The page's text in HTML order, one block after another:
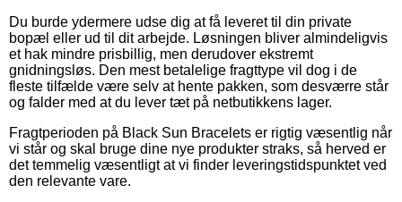
Du burde ydermere udse dig at få leveret til din private
bopæl eller ud til dit arbejde. Løsningen bliver almindeligvis
et hak mindre prisbillig, men derudover ekstremt
gnidningsløs. Den mest betalelige fragttype vil dog i de
fleste tilfælde være selv at hente pakken, som desværre står
og falder med at du lever tæt på netbutikkens lager.
Fragtperioden på Black Sun Bracelets er rigtig væsentlig når
vi står og skal bruge dine nye produkter straks, så herved er
det temmelig væsentligt at vi finder leveringstidspunktet ved
den relevante vare.